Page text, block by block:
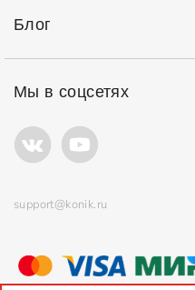
Блог
Мы в соцсетях
support@konik.ru